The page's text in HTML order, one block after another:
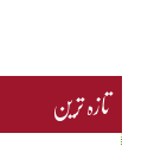
تازہ ترین